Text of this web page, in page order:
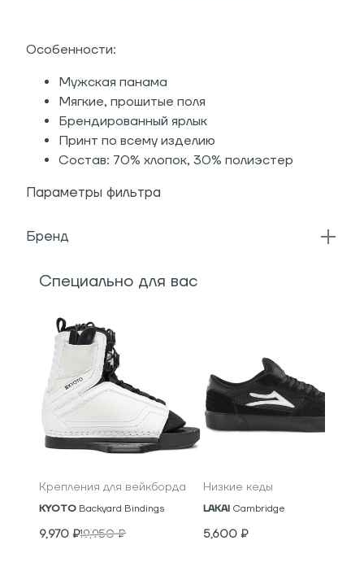
Особенности:
Мужская панама
Мягкие, прошитые поля
Брендированный ярлык
Принт по всему изделию
Состав: 70% хлопок, 30% полиэстер
Параметры фильтра
Бренд
Специально для вас
Крепления для вейкборда
KYOTO Backyard Bindings
9,970 ₽19,950₽
Низкие кеды
LAKAI Cambridge
5,600 ₽